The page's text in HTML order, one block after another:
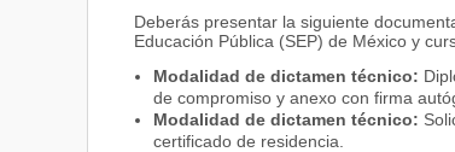
Área de Concentración -
Administración
Deberás presentar la siguiente
Educación Pública (SEP) de México y
Modalidad de dictamen técnico:
de compromiso y anexo con firma
Modalidad de dictamen técnico:
certificado de residencia.